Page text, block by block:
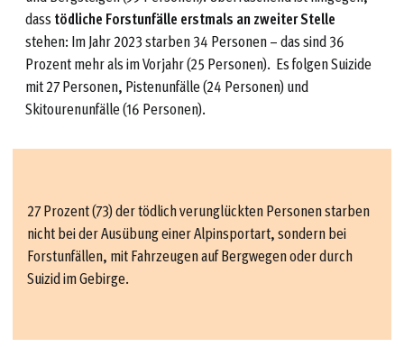
dass tödliche Forstunfälle erstmals an zweiter Stelle
stehen: Im Jahr 2023 starben 34 Personen – das sind 36
Prozent mehr als im Vorjahr (25 Personen). Es folgen Suizide
mit 27 Personen, Pistenunfälle (24 Personen) und
Skitourenunfälle (16 Personen).
27 Prozent (73) der tödlich verunglückten Personen starben
nicht bei der Ausübung einer Alpinsportart, sondern bei
Forstunfällen, mit Fahrzeugen auf Bergwegen oder durch
Suizid im Gebirge.